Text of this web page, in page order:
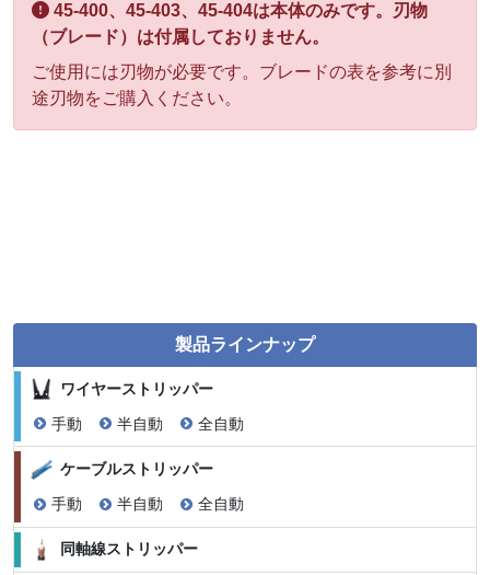
製品ラインナップ
ワイヤーストリッパー
手動 半自動 全自動
ケーブルストリッパー
手動 半自動 全自動
同軸線ストリッパー
45-400、45-403、45-404は本体のみです。刃物
（ブレード）は付属しておりません。
ご使用には刃物が必要です。ブレードの表を参考に別
途刃物をご購入ください。